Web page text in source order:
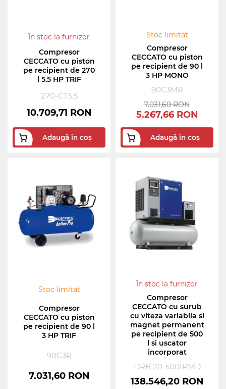
În stoc la furnizor
Compresor
CECCATO cu piston
pe recipient de 270
l 5.5 HP TRIF
270-CT5.5
10.709,71 RON
Adaugă în coș
Stoc limitat
Compresor
CECCATO cu piston
pe recipient de 90 l
3 HP MONO
90C3MR
7.031,60 RON
5.267,66 RON
Adaugă în coș
Stoc limitat
Compresor
CECCATO cu piston
pe recipient de 90 l
3 HP TRIF
90C3R
7.031,60 RON
În stoc la furnizor
Compresor
CECCATO cu surub
cu viteza variabila si
magnet permanent
pe recipient de 500
l si uscator
incorporat
DRB 20-500IPMD
138.546,20 RON